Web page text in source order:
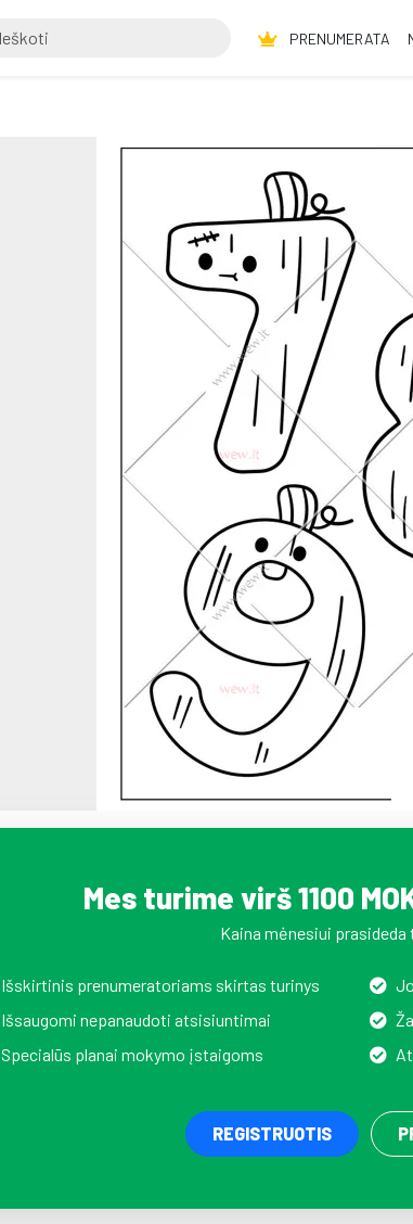
PRENUMERATA
Mes turime virš 1100
Kaina mėnesiui prasideda
Išskirtinis prenumeratoriams skirtas turinys
Išsaugomi nepanaudoti atsisiuntimai
Specialūs planai mokymo įstaigoms
REGISTRUOTIS